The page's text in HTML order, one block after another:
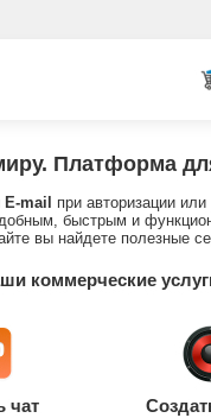
Платформа
E-mail
при авторизации
быстрым и
вы найдете полезные
коммерческие
чат